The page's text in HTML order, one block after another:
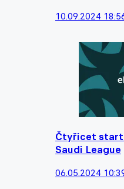
10.09.2024
Čtyřicet
Saudi League
06.05.2024